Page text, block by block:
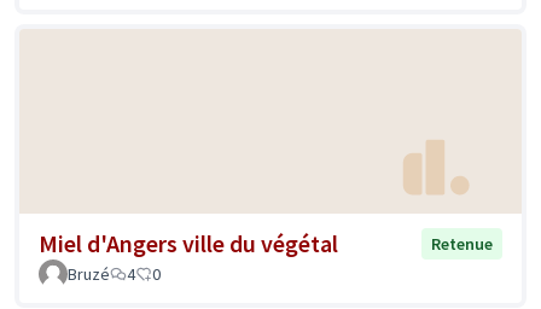
Miel d'Angers ville du végétal
Retenue
Bruzé
4 0